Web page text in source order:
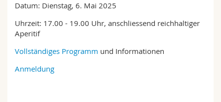
Datum: Dienstag, 6. Mai 2025
Uhrzeit: 17.00 - 19.00 Uhr, anschliessend reichhaltiger
Aperitif
Vollständiges Programm und Informationen
Anmeldung